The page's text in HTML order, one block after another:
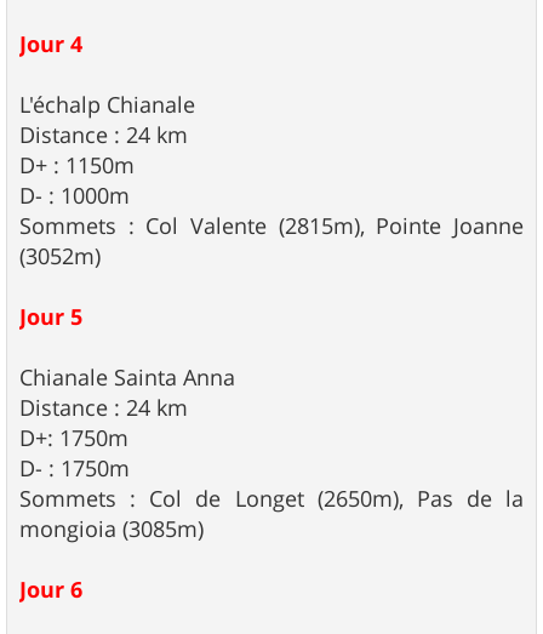
Jour 4
L'échalp Chianale
Distance : 24 km
D+ : 1150m
D- : 1000m
Sommets : Col Valente (2815m), Pointe Joanne
(3052m)
Jour 5
Chianale Sainta Anna
Distance : 24 km
D+: 1750m
D- : 1750m
Sommets : Col de Longet (2650m), Pas de la
mongioia (3085m)
Jour 6